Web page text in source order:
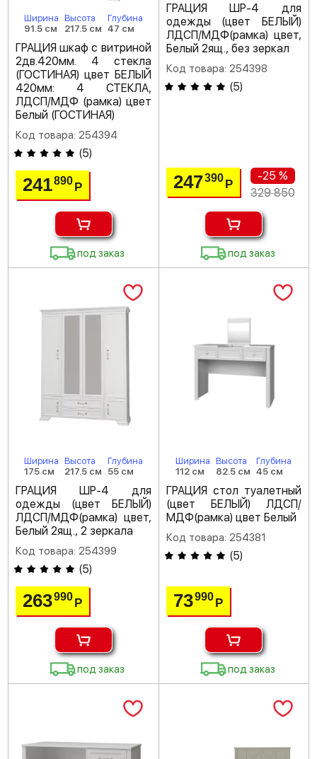
Ширина
91.5 см
Высота
217.5 см
Глубина
47 см
ГРАЦИЯ шкаф с витриной
2дв.420мм. 4 стекла
(ГОСТИНАЯ) цвет БЕЛЫЙ
420мм: 4 СТЕКЛА,
ЛДСП/МДФ (рамка) цвет
Белый (ГОСТИНАЯ)
Код товара: 254394
(5)
241890Р
под заказ
ГРАЦИЯ ШР-4 для
одежды (цвет БЕЛЫЙ)
ЛДСП/МДФ(рамка) цвет,
Белый 2ящ., без зеркал
Код товара: 254398
(5)
247390 Р
-25 %
329 850
под заказ
Ширина
175 см
Высота
217.5 см
Глубина
55 см
ГРАЦИЯ ШР-4 для
одежды (цвет БЕЛЫЙ)
ЛДСП/МДФ(рамка) цвет,
Белый 2ящ., 2 зеркала
Код товара: 254399
(5)
263990Р
под заказ
Ширина
112 см
Высота
82.5 см
Глубина
45 см
ГРАЦИЯ стол туалетный
(цвет БЕЛЫЙ) ЛДСП/
МДФ(рамка) цвет Белый
Код товара: 254381
(5)
73990 Р
под заказ